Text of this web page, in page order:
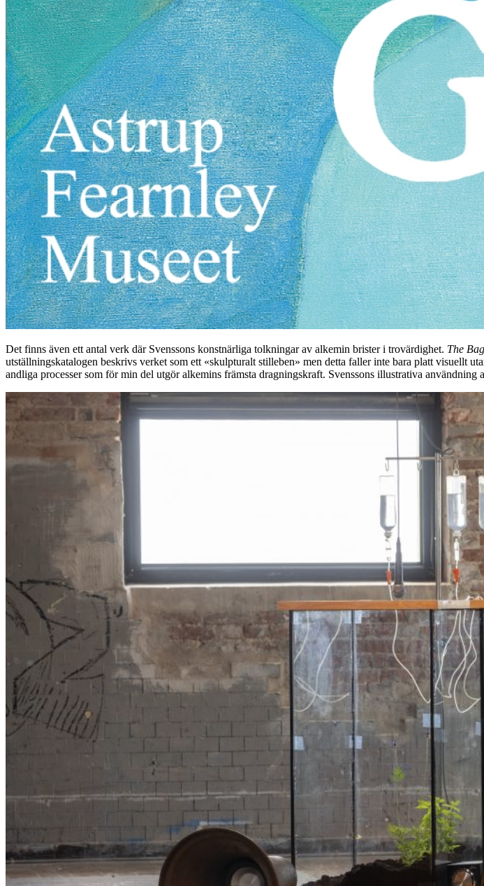
Det finns även ett antal verk där Svenssons konstnärliga tolkningar av alkemin brister i trovärdighet. The
utställningskatalogen beskrivs verket som ett «skulpturalt stilleben» men detta faller inte bara platt visuellt
andliga processer som för min del utgör alkemins främsta dragningskraft. Svenssons illustrativa